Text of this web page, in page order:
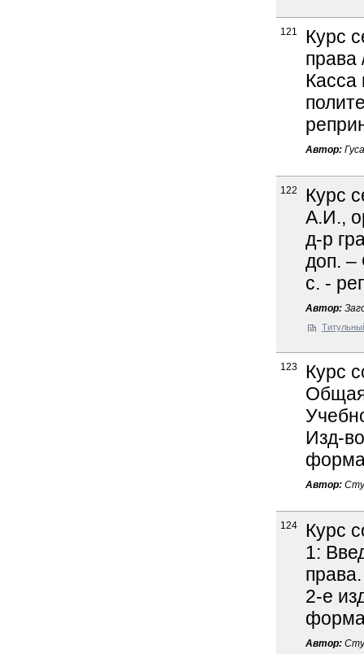
121
Курс
права
Касса
Автор:
122
Курс
А.И.,
д-р
доп. –
с. -
Автор:
123
Курс
Общая
Изд-
Автор:
124
Курс
1:
2-е
Автор: